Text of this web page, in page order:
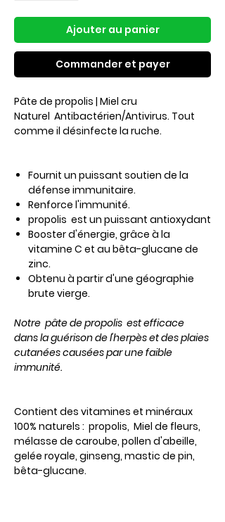
Ajouter au panier
Commander et payer
Pâte de propolis | Miel cru
Naturel Antibactérien/Antivirus. Tout
comme il désinfecte la ruche.
Fournit un puissant soutien de la
défense immunitaire.
Renforce l'immunité.
propolis est un puissant antioxydant
Booster d'énergie, grâce à la
vitamine C et au bêta-glucane de
zinc.
Obtenu à partir d'une géographie
brute vierge.
Notre pâte de propolis est efficace
dans la guérison de l'herpès et des plaies
cutanées causées par une faible
immunité.
Contient des vitamines et minéraux
100% naturels : propolis, Miel de fleurs,
mélasse de caroube, pollen d'abeille,
gelée royale, ginseng, mastic de pin,
bêta-glucane.